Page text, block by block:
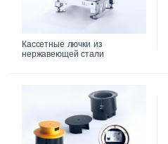
Кассетные лючки из
нержавеющей стали